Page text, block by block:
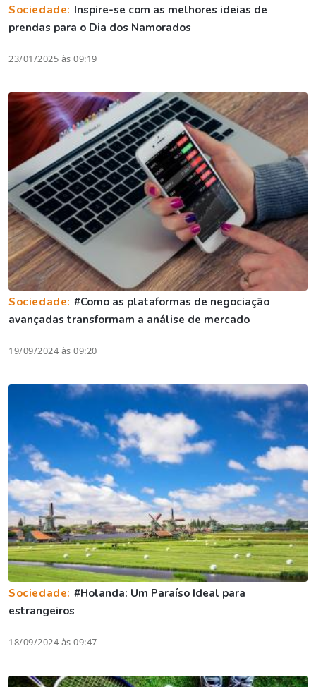
Sociedade: Inspire-se com as melhores ideias de
prendas para o Dia dos Namorados
23/01/2025 às 09:19
Sociedade: #Como as plataformas de negociação
avançadas transformam a análise de mercado
19/09/2024 às 09:20
Sociedade: #Holanda: Um Paraíso Ideal para
estrangeiros
18/09/2024 às 09:47